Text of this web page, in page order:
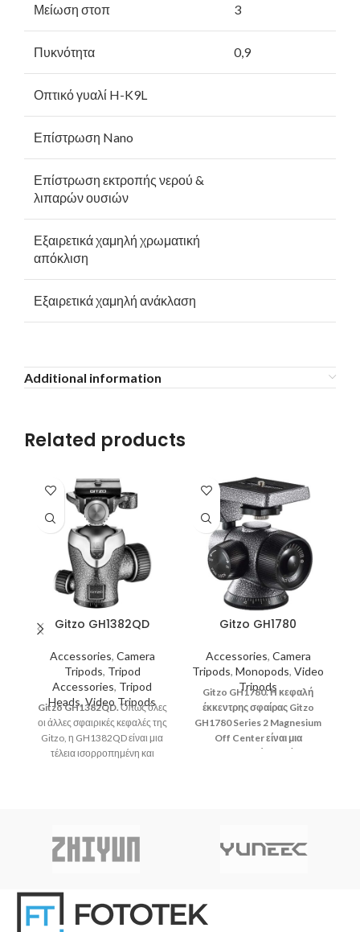
Μείωση στοπ 3
Πυκνότητα 0,9
Οπτικό γυαλί H-K9L
Επίστρωση Nano
Επίστρωση εκτροπής νερού &
λιπαρών ουσιών
Εξαιρετικά χαμηλή χρωματική
απόκλιση
Εξαιρετικά χαμηλή ανάκλαση
Additional information
Related products
Gitzo GH1382QD
Accessories, Camera
Tripods, Tripod
Accessories, Tripod
Heads,Video Tripods
Gitzo GH1382QD.Όπως όλες
οι άλλες σφαιρικές κεφαλές της
Gitzo, η GH1382QD είναι μια
τέλεια ισορροπημένη και
Gitzo GH1780
Accessories, Camera
Tripods, Monopods, Video
Tripods
Gitzo GH1780. Η κεφαλή
έκκεντρης σφαίρας Gitzo
GH1780 Series 2 Magnesium
Off Center είναι μια
εξαιρετικά ομαλή,